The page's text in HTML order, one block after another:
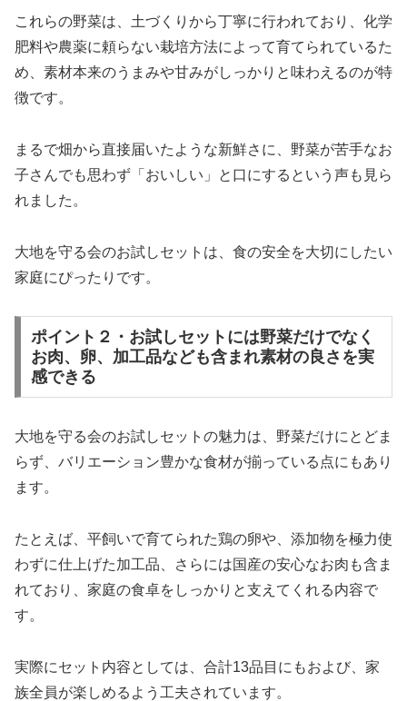
これらの野菜は、土づくりから丁寧に行われており、化学
肥料や農薬に頼らない栽培方法によって育てられているた
め、素材本来のうまみや甘みがしっかりと味わえるのが特
徴です。
まるで畑から直接届いたような新鮮さに、野菜が苦手なお
子さんでも思わず「おいしい」と口にするという声も見ら
れました。
大地を守る会のお試しセットは、食の安全を大切にしたい
家庭にぴったりです。
ポイント２・お試しセットには野菜だけでなく
お肉、卵、加工品なども含まれ素材の良さを実
感できる
大地を守る会のお試しセットの魅力は、野菜だけにとどま
らず、バリエーション豊かな食材が揃っている点にもあり
ます。
たとえば、平飼いで育てられた鶏の卵や、添加物を極力使
わずに仕上げた加工品、さらには国産の安心なお肉も含ま
れており、家庭の食卓をしっかりと支えてくれる内容で
す。
実際にセット内容としては、合計13品目にもおよび、家
族全員が楽しめるよう工夫されています。